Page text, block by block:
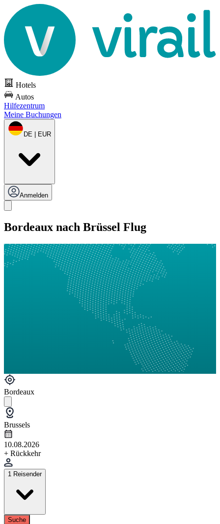
Hotels
Autos
Hilfezentrum
Meine Buchungen
DE | EUR
Anmelden
Bordeaux nach Brüssel Flug
Bordeaux
Brussels
10.08.2026
+ Rückkehr
1 Reisender
Suche